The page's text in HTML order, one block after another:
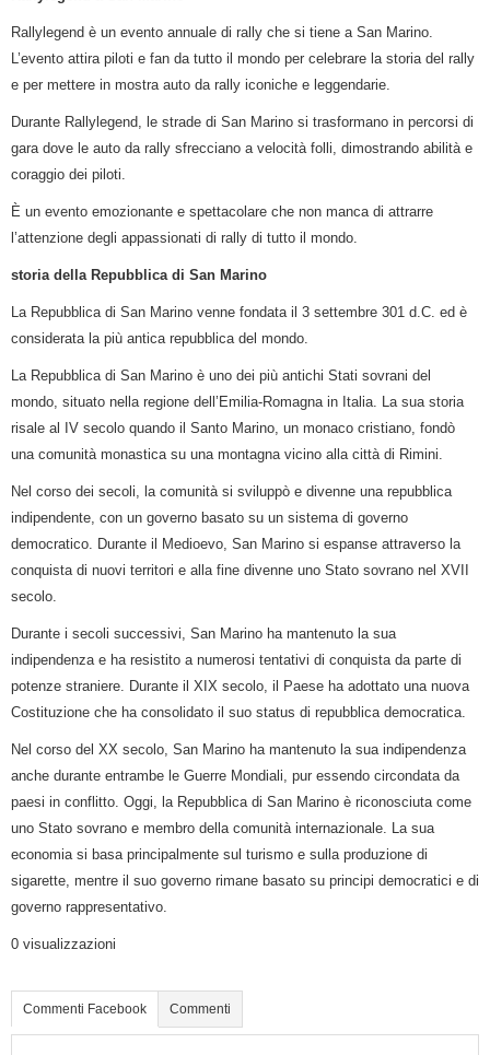
Rallylegend è un evento annuale di rally che si tiene a San Marino.
L’evento attira piloti e fan da tutto il mondo per celebrare la storia del rally
e per mettere in mostra auto da rally iconiche e leggendarie.
Durante Rallylegend, le strade di San Marino si trasformano in percorsi di
gara dove le auto da rally sfrecciano a velocità folli, dimostrando abilità e
coraggio dei piloti.
È un evento emozionante e spettacolare che non manca di attrarre
l’attenzione degli appassionati di rally di tutto il mondo.
storia della Repubblica di San Marino
La Repubblica di San Marino venne fondata il 3 settembre 301 d.C. ed è
considerata la più antica repubblica del mondo.
La Repubblica di San Marino è uno dei più antichi Stati sovrani del
mondo, situato nella regione dell’Emilia-Romagna in Italia. La sua storia
risale al IV secolo quando il Santo Marino, un monaco cristiano, fondò
una comunità monastica su una montagna vicino alla città di Rimini.
Nel corso dei secoli, la comunità si sviluppò e divenne una repubblica
indipendente, con un governo basato su un sistema di governo
democratico. Durante il Medioevo, San Marino si espanse attraverso la
conquista di nuovi territori e alla fine divenne uno Stato sovrano nel XVII
secolo.
Durante i secoli successivi, San Marino ha mantenuto la sua
indipendenza e ha resistito a numerosi tentativi di conquista da parte di
potenze straniere. Durante il XIX secolo, il Paese ha adottato una nuova
Costituzione che ha consolidato il suo status di repubblica democratica.
Nel corso del XX secolo, San Marino ha mantenuto la sua indipendenza
anche durante entrambe le Guerre Mondiali, pur essendo circondata da
paesi in conflitto. Oggi, la Repubblica di San Marino è riconosciuta come
uno Stato sovrano e membro della comunità internazionale. La sua
economia si basa principalmente sul turismo e sulla produzione di
sigarette, mentre il suo governo rimane basato su principi democratici e di
governo rappresentativo.
0 visualizzazioni
Commenti Facebook Commenti